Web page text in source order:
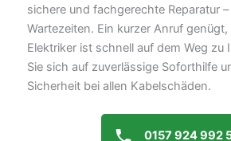
sichere und fachgerechte Reparatur
Wartezeiten. Ein kurzer Anruf
Elektriker ist schnell auf dem Weg zu
Sie sich auf zuverlässige Soforthilfe
Sicherheit bei allen Kabelschäden.
0157 924 992